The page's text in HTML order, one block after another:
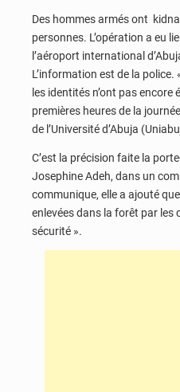
Des hommes armés ont
personnes. L’opération a eu
l’aéroport international
L’information est de la police.
les identités n’ont pas
premières heures de la
de l’Université d’Abuja
C’est la précision faite la
Josephine Adeh, dans un
communique, elle a ajouté
enlevées dans la forêt par les
sécurité ».